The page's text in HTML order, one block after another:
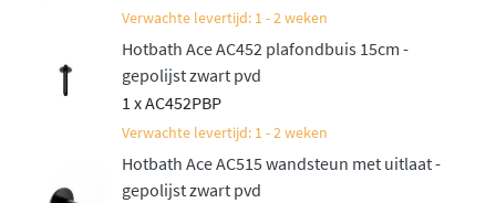
Verwachte levertijd: 1 - 2 weken
Hotbath Ace AC452 plafondbuis 15cm -
gepolijst zwart pvd
1 x AC452PBP
Verwachte levertijd: 1 - 2 weken
Hotbath Ace AC515 wandsteun met uitlaat -
gepolijst zwart pvd